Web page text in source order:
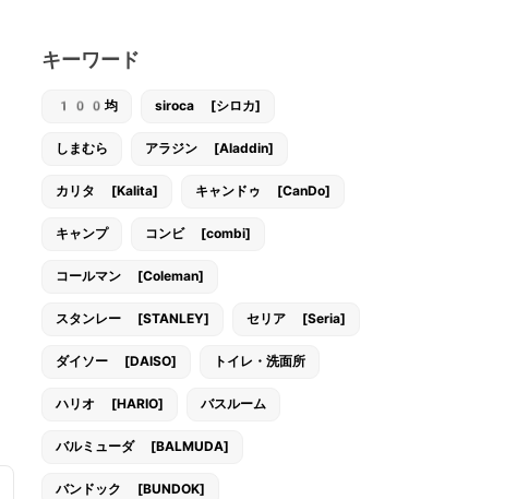
キーワード
100均 siroca [シロカ]
しまむら アラジン [Aladdin]
カリタ [Kalita] キャンドゥ [CanDo]
キャンプ コンビ [combi]
コールマン [Coleman]
スタンレー [STANLEY] セリア [Seria]
ダイソー [DAISO] トイレ・洗面所
ハリオ [HARIO] バスルーム
バルミューダ [BALMUDA]
バンドック [BUNDOK]